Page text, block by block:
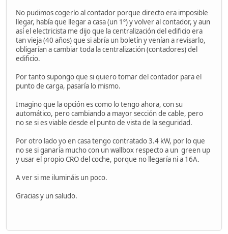
No pudimos cogerlo al contador porque directo era imposible
llegar, había que llegar a casa (un 1º) y volver al contador, y aun
así el electricista me dijo que la centralización del edificio era
tan vieja (40 años) que si abría un boletín y venían a revisarlo,
obligarían a cambiar toda la centralización (contadores) del
edificio.
Por tanto supongo que si quiero tomar del contador para el
punto de carga, pasaría lo mismo.
Imagino que la opción es como lo tengo ahora, con su
automático, pero cambiando a mayor sección de cable, pero
no se si es viable desde el punto de vista de la seguridad.
Por otro lado yo en casa tengo contratado 3.4 kW, por lo que
no se si ganaría mucho con un wallbox respecto a un green up
y usar el propio CRO del coche, porque no llegaría ni a 16A.
A ver si me ilumináis un poco.
Gracias y un saludo.